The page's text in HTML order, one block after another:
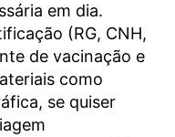
em dia.
(RG, CNH,
de vacinação e
como
se quiser